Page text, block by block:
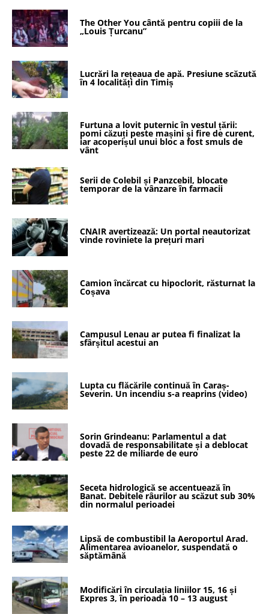
The Other You cântă pentru copiii de la
„Louis Țurcanu”
Lucrări la rețeaua de apă. Presiune scăzută
în 4 localități din Timiș
Furtuna a lovit puternic în vestul țării:
pomi căzuți peste mașini și fire de curent,
iar acoperișul unui bloc a fost smuls de
vânt
Serii de Colebil și Panzcebil, blocate
temporar de la vânzare în farmacii
CNAIR avertizează: Un portal neautorizat
vinde roviniete la prețuri mari
Camion încărcat cu hipoclorit, răsturnat la
Coșava
Campusul Lenau ar putea fi finalizat la
sfârșitul acestui an
Lupta cu flăcările continuă în Caraș-
Severin. Un incendiu s-a reaprins (video)
Sorin Grindeanu: Parlamentul a dat
dovadă de responsabilitate și a deblocat
peste 22 de miliarde de euro
Seceta hidrologică se accentuează în
Banat. Debitele râurilor au scăzut sub 30%
din normalul perioadei
Lipsă de combustibil la Aeroportul Arad.
Alimentarea avioanelor, suspendată o
săptămână
Modificări în circulația liniilor 15, 16 și
Expres 3, în perioada 10 – 13 august